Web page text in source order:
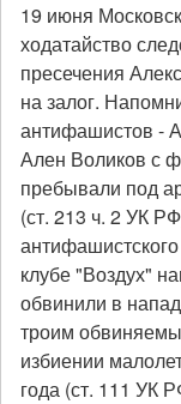
19 июня
ходатайство
пресечения
на залог.
антифашистов -
Ален Воликов с
пребывали под
(ст. 213 ч. 2 УК
клубе "Воздух"
обвинили в
троим
избиении
года (ст. 111 УК